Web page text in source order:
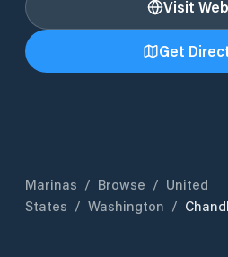
Visit
Get
Marinas / Browse / United
States / Washington /